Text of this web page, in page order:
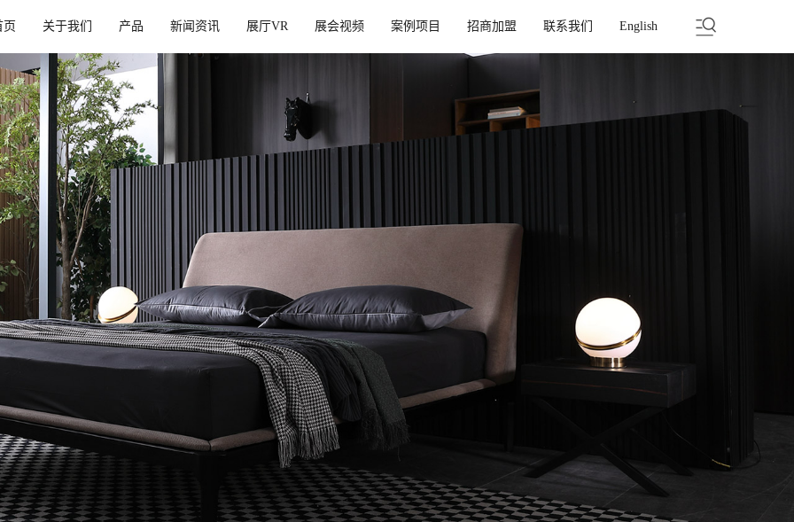
页 关于我们 产品 新闻资讯 展厅VR 展会视频 案例项目 招商加盟 联系我们 English